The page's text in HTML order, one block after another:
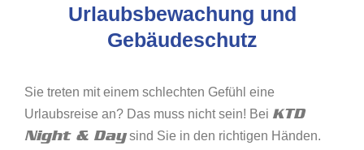
Urlaubsbewachung und
Gebäudeschutz
Sie treten mit einem schlechten Gefühl eine
Urlaubsreise an? Das muss nicht sein! Bei KTD
Night & Daysind Sie in den richtigen Händen.